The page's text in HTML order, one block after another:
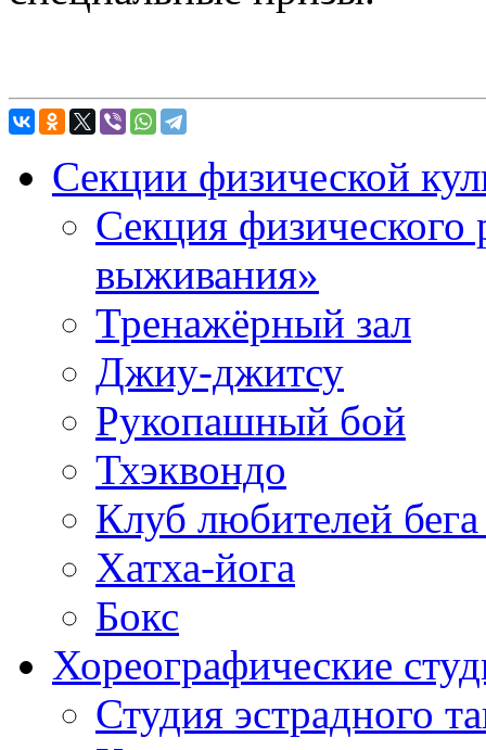
Секции физической
Секция физического
выживания»
Тренажёрный зал
Джиу-джитсу
Рукопашный бой
Тхэквондо
Клуб любителей
Хатха-йога
Бокс
Хореографические
Студия эстрадного